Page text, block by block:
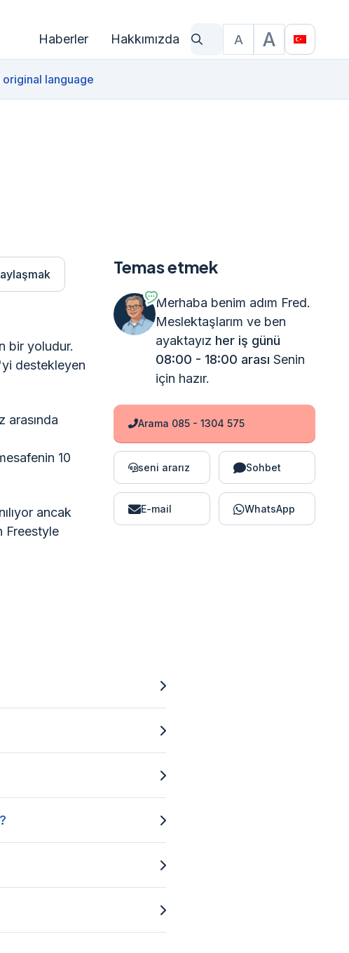
Haberler Hakkımızda
Ne arıyorsun?
Yazı Boyutu
A A
original language
bir yoludur.
destekleyen
arasında
10
ancak
Freestyle
Temas etmek
Merhaba benim adım Fred.
Meslektaşlarım ve ben
ayaktayız her iş günü
08:00 - 18:00 arası Senin
için hazır.
Arama 085 - 1304 575
seni ararız Sohbet
E-mail WhatsApp